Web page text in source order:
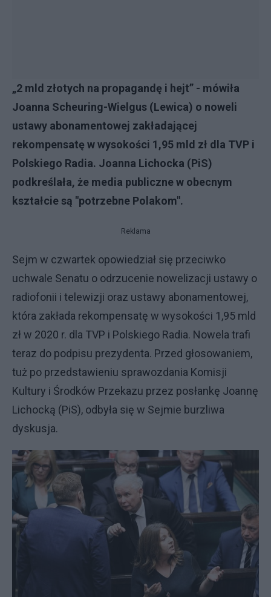
„2 mld złotych na propagandę i hejt” - mówiła
Joanna Scheuring-Wielgus (Lewica) o noweli
ustawy abonamentowej zakładającej
rekompensatę w wysokości 1,95 mld zł dla TVP i
Polskiego Radia. Joanna Lichocka (PiS)
podkreślała, że media publiczne w obecnym
kształcie są "potrzebne Polakom".
Reklama
Sejm w czwartek opowiedział się przeciwko
uchwale Senatu o odrzucenie nowelizacji ustawy o
radiofonii i telewizji oraz ustawy abonamentowej,
która zakłada rekompensatę w wysokości 1,95 mld
zł w 2020 r. dla TVP i Polskiego Radia. Nowela trafi
teraz do podpisu prezydenta. Przed głosowaniem,
tuż po przedstawieniu sprawozdania Komisji
Kultury i Środków Przekazu przez posłankę Joannę
Lichocką (PiS), odbyła się w Sejmie burzliwa
dyskusja.